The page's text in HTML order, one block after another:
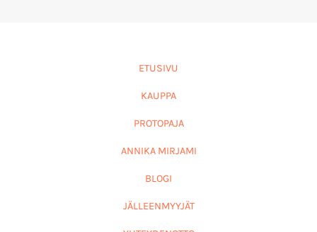
ETUSIVU
KAUPPA
PROTOPAJA
ANNIKA MIRJAMI
BLOGI
JÄLLEENMYYJÄT